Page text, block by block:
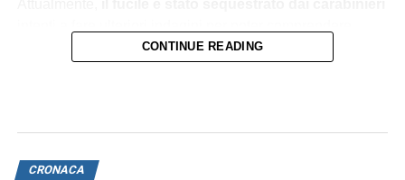
quale traiettoria abbia seguito il proiettile.
CONTINUE READING
CRONACA